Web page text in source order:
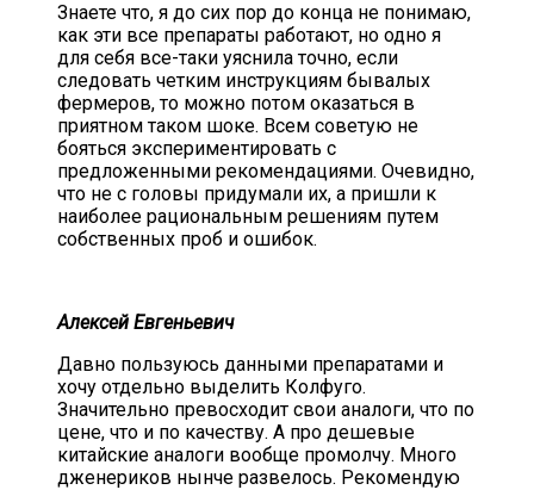
Знаете что, я до сих пор до конца не понимаю,
как эти все препараты работают, но одно я
для себя все-таки уяснила точно, если
следовать четким инструкциям бывалых
фермеров, то можно потом оказаться в
приятном таком шоке. Всем советую не
бояться экспериментировать с
предложенными рекомендациями. Очевидно,
что не с головы придумали их, а пришли к
наиболее рациональным решениям путем
собственных проб и ошибок.
Алексей Евгеньевич
Давно пользуюсь данными препаратами и
хочу отдельно выделить Колфуго.
Значительно превосходит свои аналоги, что по
цене, что и по качеству. А про дешевые
китайские аналоги вообще промолчу. Много
дженериков нынче развелось. Рекомендую